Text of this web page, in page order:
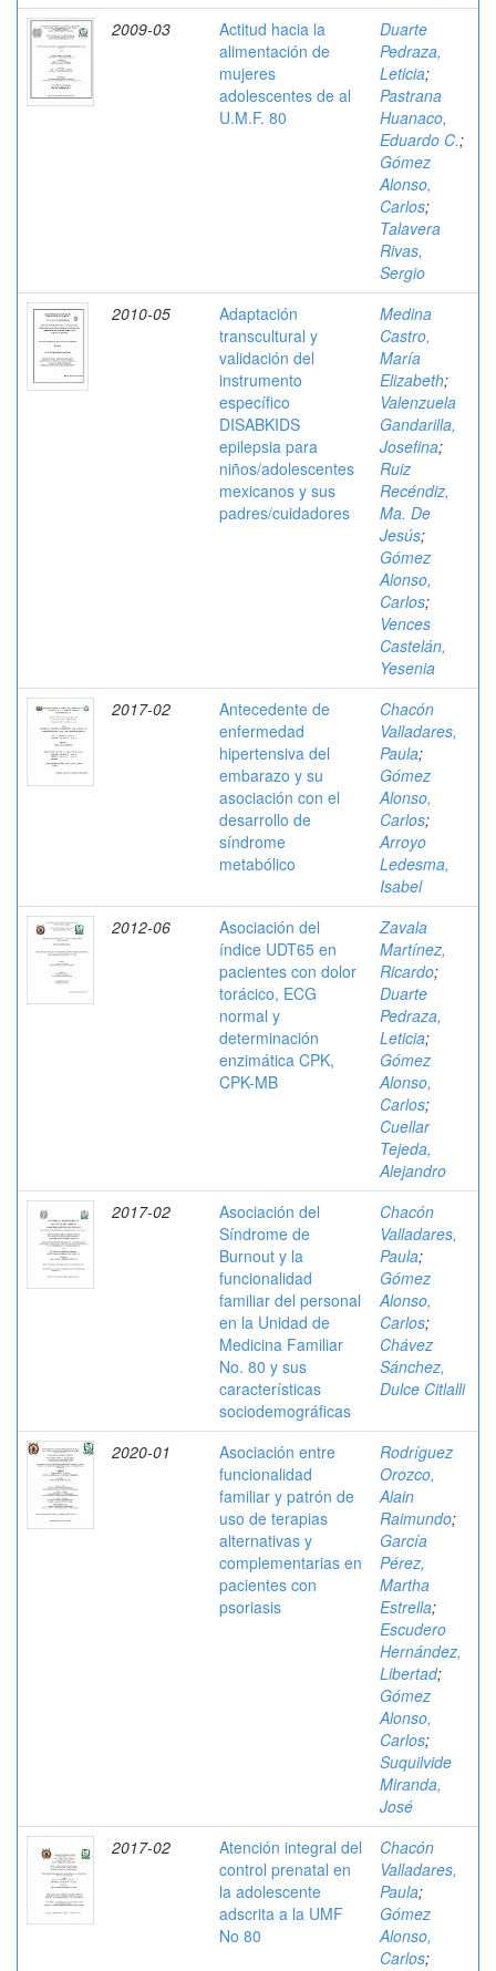
2009-03
Actitud hacia la
alimentación de
mujeres
adolescentes de al
U.M.F. 80
Duarte
Pedraza,
Leticia;
Pastrana
Huanaco,
Eduardo C.;
Gómez
Alonso,
Carlos;
Talavera
Rivas,
Sergio
2010-05
Adaptación
transcultural y
validación del
instrumento
específico
DISABKIDS
epilepsia para
niños/adolescentes
mexicanos y sus
padres/cuidadores
Medina
Castro,
María
Elizabeth;
Valenzuela
Gandarilla,
Josefina;
Ruiz
Recéndiz,
Ma. De
Jesús;
Gómez
Alonso,
Carlos;
Vences
Castelán,
Yesenia
2017-02
Antecedente de
enfermedad
hipertensiva del
embarazo y su
asociación con el
desarrollo de
síndrome
metabólico
Chacón
Valladares,
Paula;
Gómez
Alonso,
Carlos;
Arroyo
Ledesma,
Isabel
2012-06
Asociación del
índice UDT65 en
pacientes con dolor
torácico, ECG
normal y
determinación
enzimática CPK,
CPK-MB
Zavala
Martínez,
Ricardo;
Duarte
Pedraza,
Leticia;
Gómez
Alonso,
Carlos;
Cuellar
Tejeda,
Alejandro
2017-02
Asociación del
Síndrome de
Burnout y la
funcionalidad
familiar del personal
en la Unidad de
Medicina Familiar
No. 80 y sus
características
sociodemográficas
Chacón
Valladares,
Paula;
Gómez
Alonso,
Carlos;
Chávez
Sánchez,
Dulce Citlalli
2020-01
Asociación entre
funcionalidad
familiar y patrón de
uso de terapias
alternativas y
complementarias en
pacientes con
psoriasis
Rodríguez
Orozco,
Alain
Raimundo;
García
Pérez,
Martha
Estrella;
Escudero
Hernández,
Libertad;
Gómez
Alonso,
Carlos;
Suquilvide
Miranda,
José
2017-02
Atención integral del
control prenatal en
la adolescente
adscrita a la UMF
No 80
Chacón
Valladares,
Paula;
Gómez
Alonso,
Carlos;